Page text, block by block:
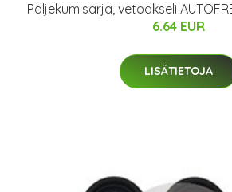
Paljekumisarja, vetoakseli
6.64 EUR
LISÄTIETOJA